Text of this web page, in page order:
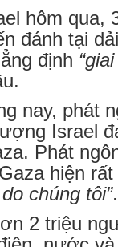
hôm qua,
đánh tại
định
nay, phát
Israel
Phát
hiện
chúng tôi”.
2 triệu